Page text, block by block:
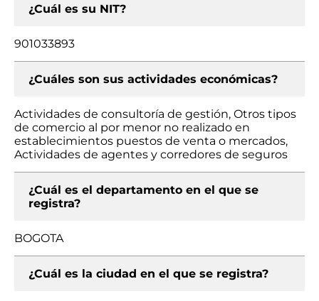
¿Cuál es su NIT?
901033893
¿Cuáles son sus actividades económicas?
Actividades de consultoría de gestión, Otros tipos
de comercio al por menor no realizado en
establecimientos puestos de venta o mercados,
Actividades de agentes y corredores de seguros
¿Cuál es el departamento en el que se
registra?
BOGOTA
¿Cuál es la ciudad en el que se registra?